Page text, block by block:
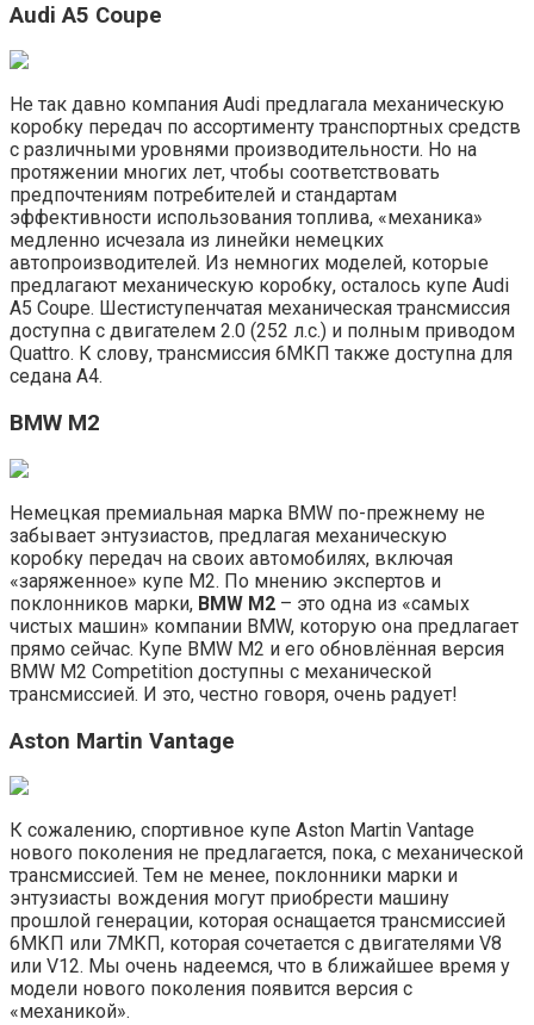
Audi A5 Coupe
Не так давно компания Audi предлагала механическую
коробку передач по ассортименту транспортных средств
с различными уровнями производительности. Но на
протяжении многих лет, чтобы соответствовать
предпочтениям потребителей и стандартам
эффективности использования топлива, «механика»
медленно исчезала из линейки немецких
автопроизводителей. Из немногих моделей, которые
предлагают механическую коробку, осталось купе Audi
A5 Coupe. Шестиступенчатая механическая трансмиссия
доступна с двигателем 2.0 (252 л.с.) и полным приводом
Quattro. К слову, трансмиссия 6МКП также доступна для
седана A4.
BMW M2
Немецкая премиальная марка BMW по-прежнему не
забывает энтузиастов, предлагая механическую
коробку передач на своих автомобилях, включая
«заряженное» купе M2. По мнению экспертов и
поклонников марки, BMW M2 – это одна из «самых
чистых машин» компании BMW, которую она предлагает
прямо сейчас. Купе BMW M2 и его обновлённая версия
BMW M2 Competition доступны с механической
трансмиссией. И это, честно говоря, очень радует!
Aston Martin Vantage
К сожалению, спортивное купе Aston Martin Vantage
нового поколения не предлагается, пока, с механической
трансмиссией. Тем не менее, поклонники марки и
энтузиасты вождения могут приобрести машину
прошлой генерации, которая оснащается трансмиссией
6МКП или 7МКП, которая сочетается с двигателями V8
или V12. Мы очень надеемся, что в ближайшее время у
модели нового поколения появится версия с
«механикой».